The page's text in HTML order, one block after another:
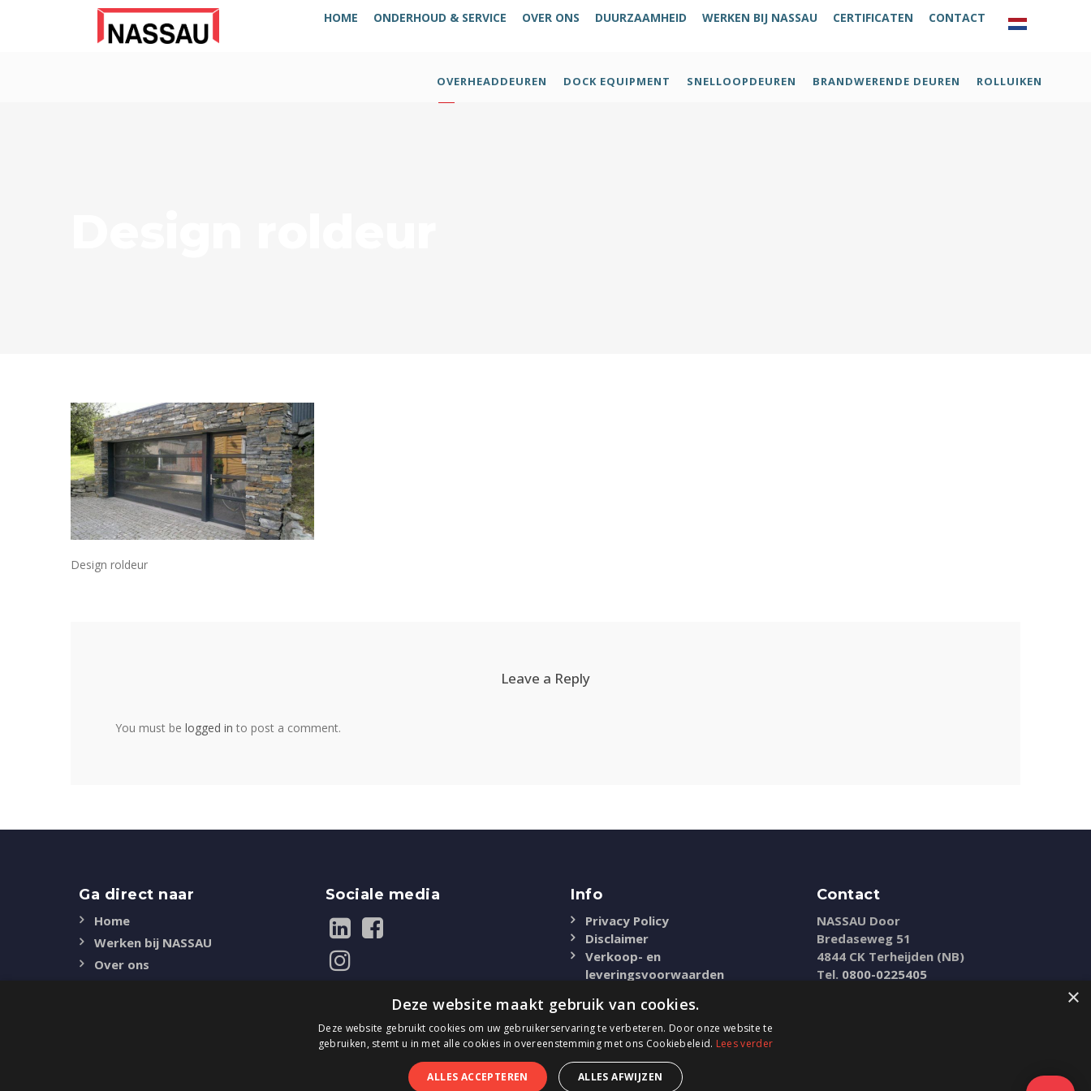
HOME ONDERHOUD & SERVICE OVER ONS DUURZAAMHEID WERKEN BIJ NASSAU CERTIFICATEN CONTACT
OVERHEADDEUREN DOCK EQUIPMENT SNELLOOPDEUREN BRANDWERENDE DEUREN ROLLUIKEN
Design roldeur
Leave a Reply
You must be logged in to post a comment.
Ga direct naar
Home
Werken bij NASSAU
Over ons
Sociale media Info
Privacy Policy
Disclaimer
Verkoop- en
leveringsvoorwaarden
Contact
NASSAU Door
Bredaseweg 51
4844 CK Terheijden (NB)
Tel. 0800-0225405
×
Deze website maakt gebruik van cookies.
Deze website gebruikt cookies om uw gebruikerservaring te verbeteren. Door onze website te
gebruiken, stemt u in met alle cookies in overeenstemming met ons Cookiebeleid. Lees verder
ALLES ACCEPTEREN ALLES AFWIJZEN